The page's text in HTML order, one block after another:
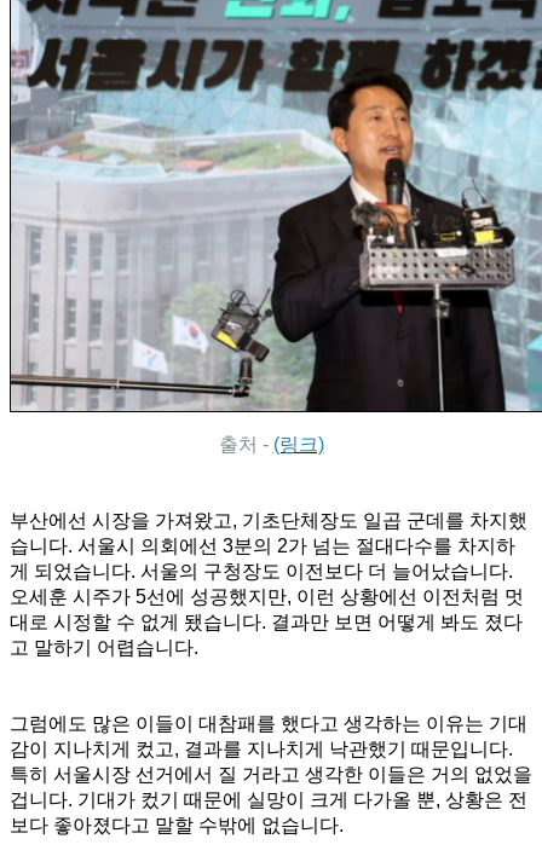
출처 - (링크)
부산에선 시장을 가져왔고, 기초단체장도 일곱 군데를 차지했
습니다. 서울시 의회에선 3분의 2가 넘는 절대다수를 차지하
게 되었습니다. 서울의 구청장도 이전보다 더 늘어났습니다.
오세훈 시주가 5선에 성공했지만, 이런 상황에선 이전처럼 멋
대로 시정할 수 없게 됐습니다. 결과만 보면 어떻게 봐도 졌다
고 말하기 어렵습니다.
그럼에도 많은 이들이 대참패를 했다고 생각하는 이유는 기대
감이 지나치게 컸고, 결과를 지나치게 낙관했기 때문입니다.
특히 서울시장 선거에서 질 거라고 생각한 이들은 거의 없었을
겁니다. 기대가 컸기 때문에 실망이 크게 다가올 뿐, 상황은 전
보다 좋아졌다고 말할 수밖에 없습니다.